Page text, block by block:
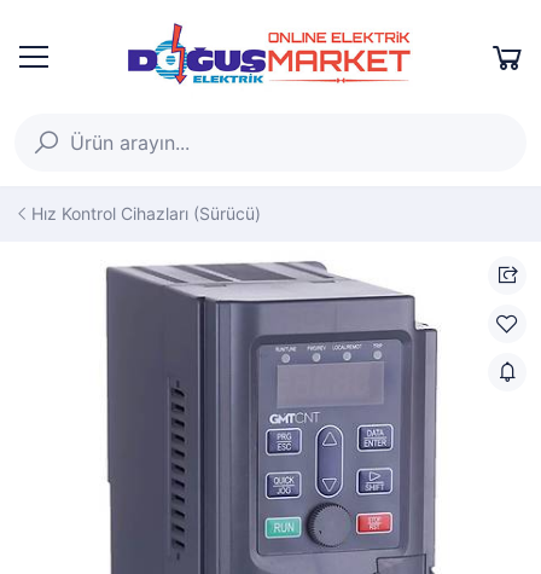
Hız Kontrol Cihazları (Sürücü)